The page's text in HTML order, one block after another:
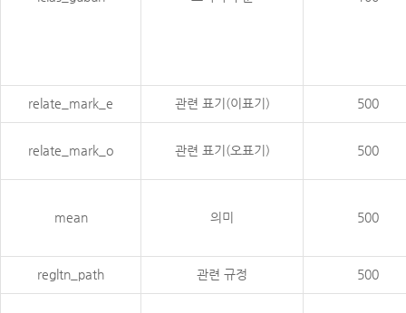
relate_mark_e 관련 표기(이표기) 500
relate_mark_o 관련 표기(오표기) 500
mean 의미 500
regltn_path 관련 규정 500